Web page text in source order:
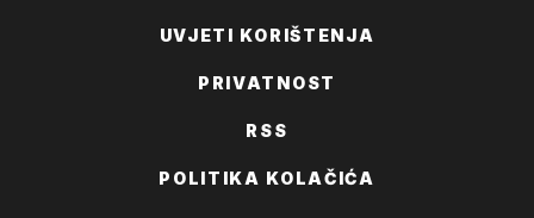
UVJETI KORIŠTENJA
PRIVATNOST
RSS
POLITIKA KOLAČIĆA